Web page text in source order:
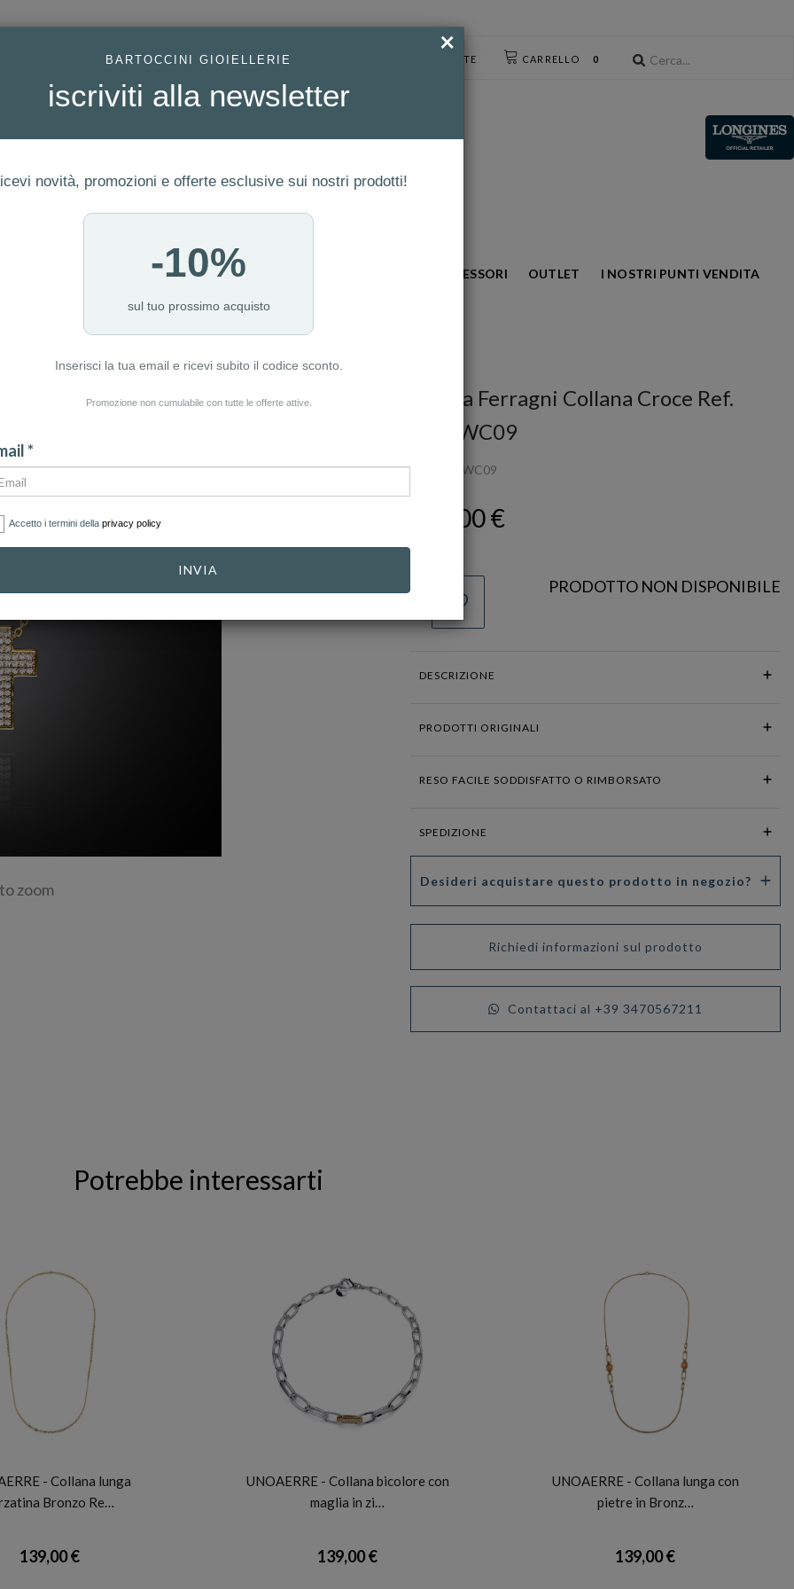
CARRELLO 0
ACCESSO UTENTE
GIOIELLI MODA OROLOGI ACCESSORI OUTLET I NOSTRI PUNTI VENDITA
zoom
Chiara Ferragni Collana Croce Ref.
J19AWC09
J19AWC09
139,00 €
PRODOTTO NON DISPONIBILE
DESCRIZIONE
PRODOTTI ORIGINALI
RESO FACILE SODDISFATTO O RIMBORSATO
SPEDIZIONE
Desideri acquistare questo prodotto in negozio?
Richiedi informazioni sul prodotto
Contattaci al +39 3470567211
Potrebbe interessarti
- Collana lunga
Bronzo Re…
139,00 €
UNOAERRE - Collana bicolore con
maglia in zi…
139,00 €
UNOAERRE - Collana lunga con
pietre in Bronz…
139,00 €
×
BARTOCCINI GIOIELLERIE
iscriviti alla newsletter
novità, promozioni e offerte esclusive sui nostri prodotti!
-10%
sul tuo prossimo acquisto
Inserisci la tua email e ricevi subito il codice sconto.
Promozione non cumulabile con tutte le offerte attive.
*
Accetto i termini della privacy policy
INVIA